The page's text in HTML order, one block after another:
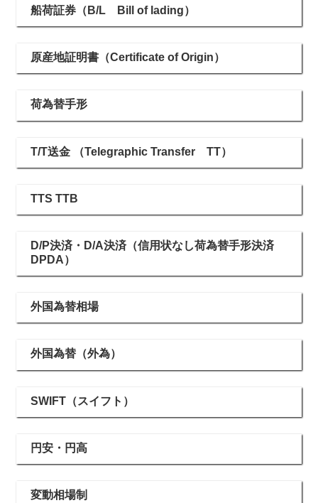
船荷証券（B/L Bill of lading）
原産地証明書（Certificate of Origin）
荷為替手形
T/T送金 （Telegraphic Transfer TT）
TTS TTB
D/P決済・D/A決済（信用状なし荷為替手形決済
DPDA）
外国為替相場
外国為替（外為）
SWIFT（スイフト）
円安・円高
変動相場制